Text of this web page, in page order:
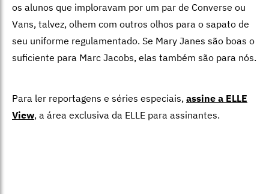
os alunos que imploravam por um par de Converse ou
Vans, talvez, olhem com outros olhos para o sapato de
seu uniforme regulamentado. Se Mary Janes são boas o
suficiente para Marc Jacobs, elas também são para nós.
Para ler reportagens e séries especiais, assine a ELLE
View, a área exclusiva da ELLE para assinantes.